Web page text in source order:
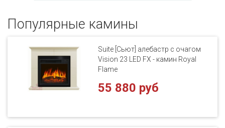
Популярные кaмины
Suite [Сьют] алебастр с очагом
Vision 23 LED FX - камин Royal
Flame
55 880 руб